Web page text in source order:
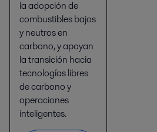
la adopción de
combustibles bajos
y neutros en
carbono, y apoyan
la transición hacia
tecnologías libres
de carbono y
operaciones
inteligentes.